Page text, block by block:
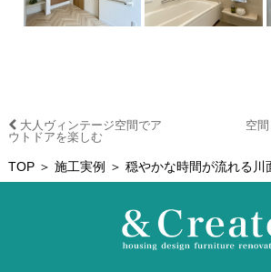
大人ヴィンテージ空間でア
ウトドアを楽しむ
空
TOP＞ 施工実例 ＞ 穏やかな時間が流れる川